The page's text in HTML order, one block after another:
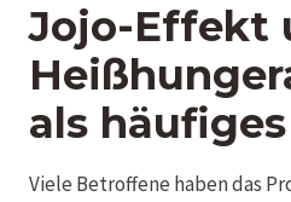
Jojo-Effekt
als
Viele Betroffene haben das